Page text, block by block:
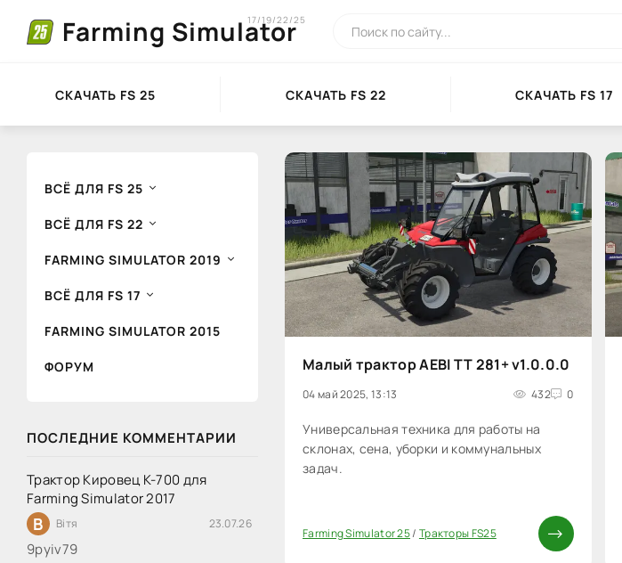
Farming Simulator
17/19/22/25
СКАЧАТЬ FS 25 СКАЧАТЬ FS 22 СКАЧАТЬ FS 17
ВСЁ ДЛЯ FS 25
ВСЁ ДЛЯ FS 22
FARMING SIMULATOR 2019
ВСЁ ДЛЯ FS 17
FARMING SIMULATOR 2015
ФОРУМ
ПОСЛЕДНИЕ КОММЕНТАРИИ
Трактор Кировец К-700 для
Farming Simulator 2017
В Вітя 23.07.26
9руіv79
Малый трактор AEBI TT 281+ v1.0.0.0
04 май 2025, 13:13 432 0
Универсальная техника для работы на
склонах, сена, уборки и коммунальных
задач.
Farming Simulator 25/ Тракторы FS25
0